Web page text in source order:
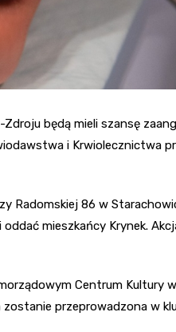
będą mieli szansę
i Krwiolecznictwa
Radomskiej 86 w
mieszkańcy Krynek.
Centrum Kultury
przeprowadzona w